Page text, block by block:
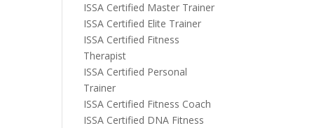
ISSA Certified Master Trainer
ISSA Certified Elite Trainer
ISSA Certified Fitness
Therapist
ISSA Certified Personal
Trainer
ISSA Certified Fitness Coach
ISSA Certified DNA Fitness